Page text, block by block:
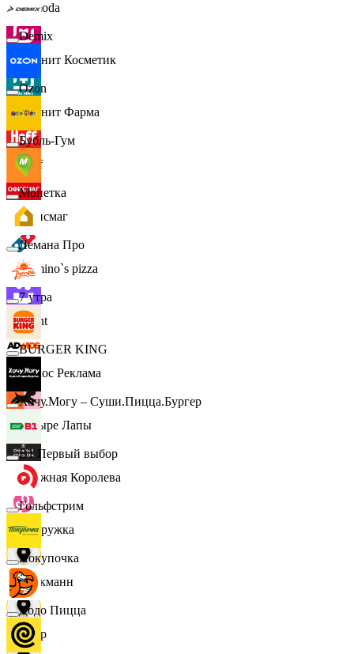
Lamoda
Магнит Косметик
Магнит Фарма
Hoff
Офисмаг
Domino`s pizza
Urent
Эдмос Реклама
Четыре Лапы
Снежная Королева
Подружка
Стокманн
Cпар
Demix
Ozon
Бубль-Гум
Монетка
Лемана Про
7 утра
BURGER KING
Хочу.Могу – Суши.Пицца.Бургер
B1 Первый выбор
Гольфстрим
Покупочка
Додо Пицца